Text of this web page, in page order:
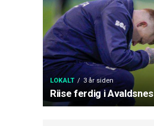
LOKALT 3 år siden
Riise ferdig i Avaldsnes